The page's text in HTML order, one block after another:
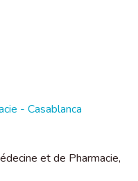
- Casablanca
et de Pharmacie,